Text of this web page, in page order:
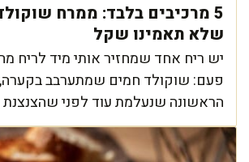
5 מרכיבים בלבד: ממרח
שלא תאמינו שקל
יש ריח אחד שמחזיר אותי מיד לריח
פעם: שוקולד חמים שמתערבב
הראשונה שנעלמת עוד לפני שהצנצנת